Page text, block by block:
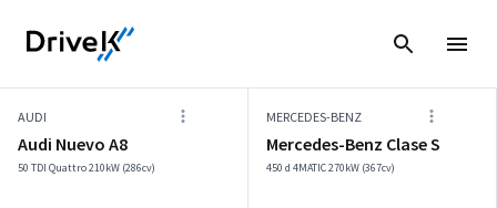
AUDI
Audi Nuevo A8
50 TDI Quattro 210kW (286cv)
MERCEDES-BENZ
Mercedes-Benz Clase S
450 d 4MATIC 270kW (367cv)